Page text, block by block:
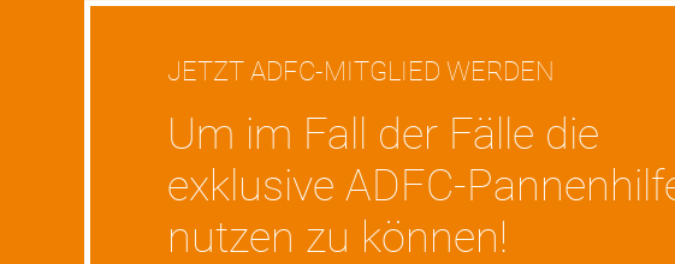
JETZT ADFC-MITGLIED WERDEN
Um im Fall der Fälle die
exklusive ADFC-
nutzen zu können!